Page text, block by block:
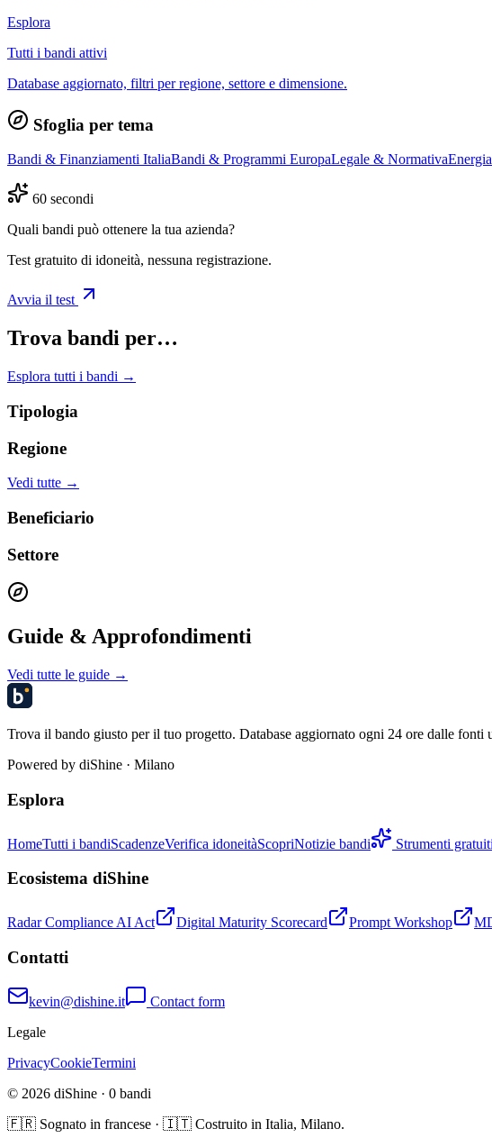
Esplora
Tutti i bandi attivi
Database aggiornato, filtri per regione, settore e dimensione.
Sfoglia per tema
Bandi & Finanziamenti ItaliaBandi & Programmi EuropaLegale & Normativa
60 secondi
Quali bandi può ottenere la tua azienda?
Test gratuito di idoneità, nessuna registrazione.
Avvia il test
Trova bandi per…
Esplora tutti i bandi →
Tipologia
Regione
Vedi tutte →
Beneficiario
Settore
Guide & Approfondimenti
Vedi tutte le guide →
Trova il bando giusto per il tuo progetto. Database aggiornato ogni 24 ore dalle
Powered by diShine · Milano
Esplora
HomeTutti i bandiScadenzeVerifica idoneitàScopriNotizie bandi Strumenti gratuiti
Ecosistema diShine
Radar Compliance AI Act Digital Maturity Scorecard Prompt Workshop
Contatti
kevin@dishine.it
Contact form
Legale
PrivacyCookieTermini
© 2026 diShine · 0 bandi
🇫🇷 Sognato in francese · 🇮🇹 Costruito in Italia, Milano.